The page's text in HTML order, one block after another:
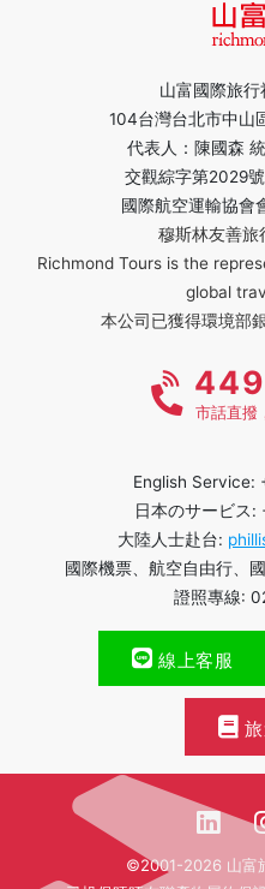
山富國際旅行
104台灣台北市中山
代表人：陳國森
交觀綜字第2029
國際航空運輸協會
穆斯林友善
Richmond Tours is the
global
本公司已獲得環境部
市話直撥
English
日本のサービス
大陸人士赴台:
國際機票、航空自由行、
證照專線:
線上客服
©2001-2026 山富